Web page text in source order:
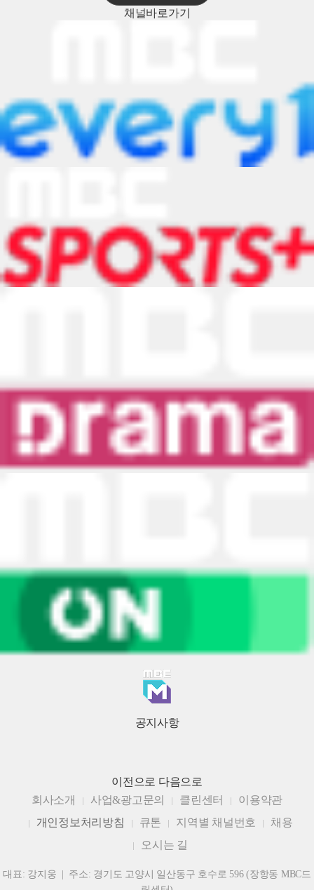
채널바로가기
공지사항
이전으로 다음으로
회사소개
사업&광고문의 클린센터
이용약관
개인정보처리방침
큐톤 지역별 채널번호
채용
오시는 길
대표: 강지웅 | 주소: 경기도 고양시 일산동구 호수로 596 (장항동 MBC드